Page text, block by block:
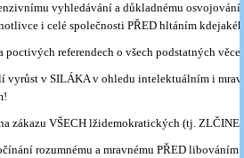
vyhledávání a důkladnému osvojování
i celé společnosti PŘED hltáním
poctivých referendech o všech podstatných
vyrůst v SILÁKA v ohledu intelektuálním i
zákazu VŠECH lžidemokratických (tj.
rozumnému a mravnému PŘED libováním